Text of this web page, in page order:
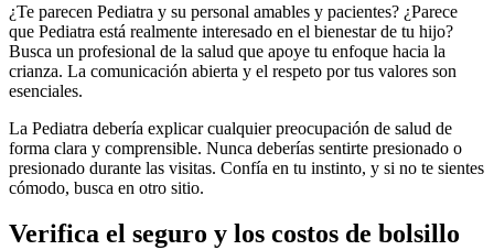
¿Te parecen Pediatra y su personal amables y pacientes? ¿Parece
que Pediatra está realmente interesado en el bienestar de tu hijo?
Busca un profesional de la salud que apoye tu enfoque hacia la
crianza. La comunicación abierta y el respeto por tus valores son
esenciales.
La Pediatra debería explicar cualquier preocupación de salud de
forma clara y comprensible. Nunca deberías sentirte presionado o
presionado durante las visitas. Confía en tu instinto, y si no te sientes
cómodo, busca en otro sitio.
Verifica el seguro y los costos de bolsillo